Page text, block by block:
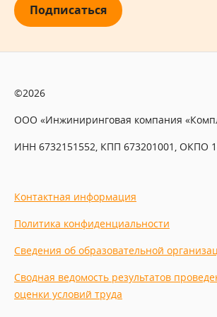
Подписаться
©2026
ООО «Инжиниринговая компания
ИНН 6732151552, КПП 673201001, ОКПО
Контактная информация
Политика конфиденциальности
Сведения об образовательной
Сводная ведомость результатов
оценки условий труда